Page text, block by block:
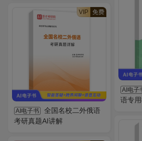
AI电子
语专
VIP 免费
AI电子书
全国名校二外俄语
考研真题AI讲解